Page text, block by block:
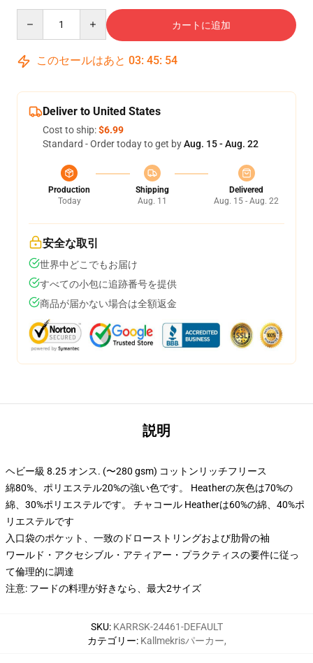
カートに追加
このセールはあと 03: 45: 54
Deliver to United States
Cost to ship:$6.99
Standard - Order today to get byAug. 15 - Aug. 22
Production
Today
Shipping
Aug. 11
Delivered
Aug. 15 - Aug. 22
安全な取引
世界中どこでもお届け
すべての小包に追跡番号を提供
商品が届かない場合は全額返金
説明
ヘビー級 8.25 オンス. (〜280 gsm) コットンリッチフリース
綿80%、ポリエステル20%の強い色です。 Heatherの灰色は70%の
綿、30%ポリエステルです。 チャコール Heatherは60%の綿、40%ポ
リエステルです
入口袋のポケット、一致のドローストリングおよび肋骨の袖
ワールド・アクセシブル・アティアー・プラクティスの要件に従っ
て倫理的に調達
注意: フードの料理が好きなら、最大2サイズ
SKU: KARRSK-24461-DEFAULT
カテゴリー: Kallmekrisパーカー,